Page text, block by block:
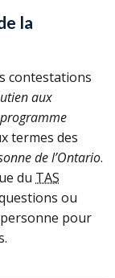
la
contestations
aux
termes des
de l’Ontario.
du TAS
ou
pour